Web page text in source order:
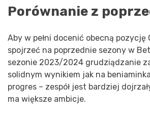
Porównanie z
Aby w pełni docenić obecną
spojrzeć na poprzednie sezony w
sezonie 2023/2024 grudziądzanie
solidnym wynikiem jak na
progres – zespół jest bardziej
ma większe ambicje.